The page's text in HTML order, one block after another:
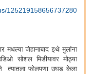
125219158656737280
जेहानाबाद इथे मुलांना
सोशल मिडीयावर मोठ्या
त्यातला फोलपणा उघड केला